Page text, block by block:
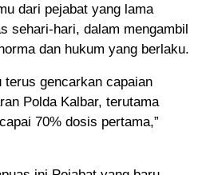
dari pejabat yang lama
sehari-hari, dalam mengambil
dan hukum yang berlaku.
terus gencarkan capaian
Polda Kalbar, terutama
70% dosis pertama,”